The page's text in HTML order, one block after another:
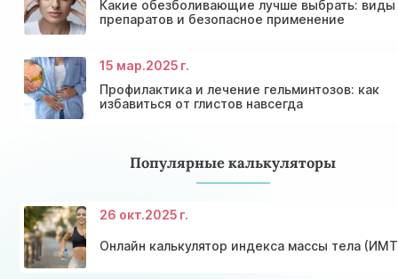
Какие обезболивающие лучше выбрать: виды
препаратов и безопасное применение
15 мар.2025 г.
Профилактика и лечение гельминтозов: как
избавиться от глистов навсегда
Популярные калькуляторы
26 окт.2025 г.
Онлайн калькулятор индекса массы тела